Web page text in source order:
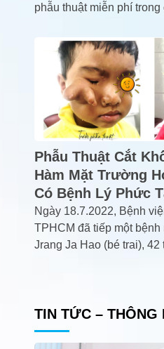
phẫu thuật miễn phí
Phẫu Thuật Cắt
Hàm Mặt Trường
Có Bệnh Lý Phức
Ngày 18.7.2022, Bệnh
TPHCM đã tiếp một
Jrang Ja Hao (bé trai), 42
TIN TỨC – THÔNG